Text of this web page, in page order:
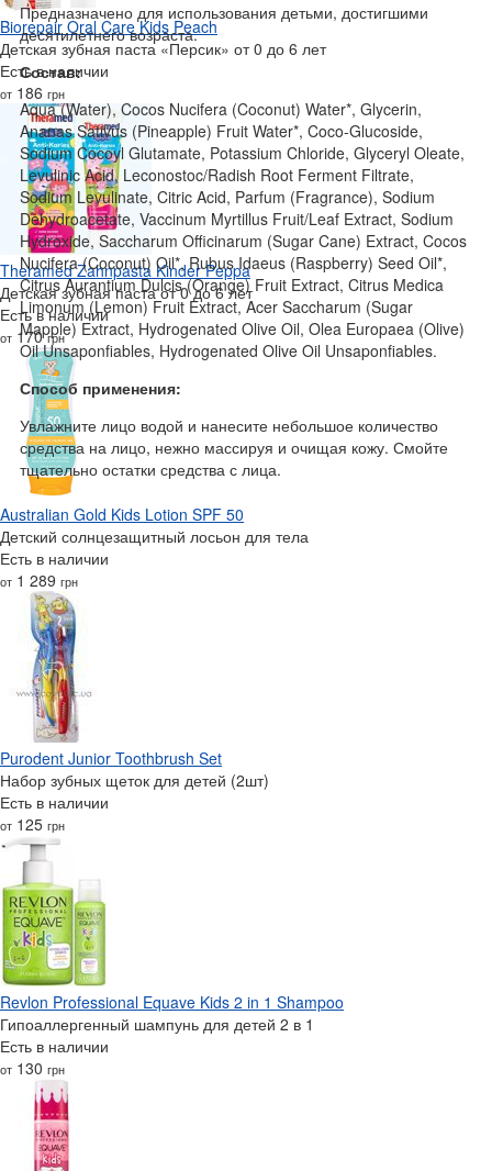
Предназначено для использования детьми, достигшими
десятилетнего возраста.
Состав:
Aqua (Water), Cocos Nucifera (Coconut) Water*, Glycerin,
Ananas Sativus (Pineapple) Fruit Water*, Coco-Glucoside,
Sodium Cocoyl Glutamate, Potassium Chloride, Glyceryl Oleate,
Levulinic Acid, Leconostoc/Radish Root Ferment Filtrate,
Sodium Levulinate, Citric Acid, Parfum (Fragrance), Sodium
Dehydroacetate, Vaccinum Myrtillus Fruit/Leaf Extract, Sodium
Hydroxide, Saccharum Officinarum (Sugar Cane) Extract, Cocos
Nucifera (Coconut) Oil*, Rubus Idaeus (Raspberry) Seed Oil*,
Citrus Aurantium Dulcis (Orange) Fruit Extract, Citrus Medica
Limonum (Lemon) Fruit Extract, Acer Saccharum (Sugar
Mapple) Extract, Hydrogenated Olive Oil, Olea Europaea (Olive)
Oil Unsaponfiables, Hydrogenated Olive Oil Unsaponfiables.
Способ применения:
Увлажните лицо водой и нанесите небольшое количество
средства на лицо, нежно массируя и очищая кожу. Смойте
тщательно остатки средства с лица.
Biorepair Oral Care Kids Peach
Детская зубная паста «Персик» от 0 до 6 лет
Есть в наличии
от 186 грн
Theramed Zahnpasta Kinder Peppa
Детская зубная паста от 0 до 6 лет
Есть в наличии
от 170грн
Australian Gold Kids Lotion SPF 50
Детский солнцезащитный лосьон для тела
Есть в наличии
от 1 289 грн
Purodent Junior Toothbrush Set
Набор зубных щеток для детей (2шт)
Есть в наличии
от 125 грн
Revlon Professional Equave Kids 2 in 1 Shampoo
Гипоаллергенный шампунь для детей 2 в 1
Есть в наличии
от 130 грн